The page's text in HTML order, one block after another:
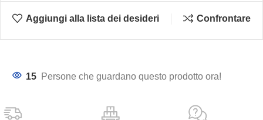
Aggiungi alla lista dei desideri Confrontare
15 Persone che guardano questo prodotto ora!